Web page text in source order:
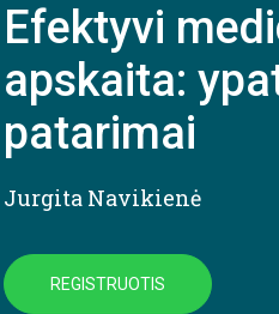
Efektyvi
apskaita:
patarimai
Jurgita Navikienė
REGISTRUOTIS